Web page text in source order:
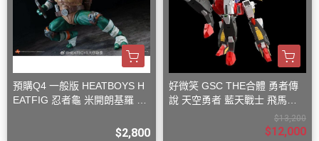
預購Q4 一般版 HEATBOYS H
EATFIG 忍者龜 米開朗基羅 1/
$2,800
好微笑 GSC THE合體 勇者傳
說 天空勇者 藍天戰士 飛馬戰
$13,200
$12,000